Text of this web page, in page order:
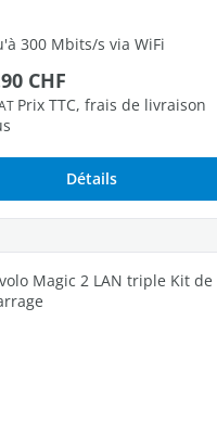
300 Mbits/s via WiFi
Fast Ethernet libres
:
CHF
Prix TTC, frais de livraison
Détails